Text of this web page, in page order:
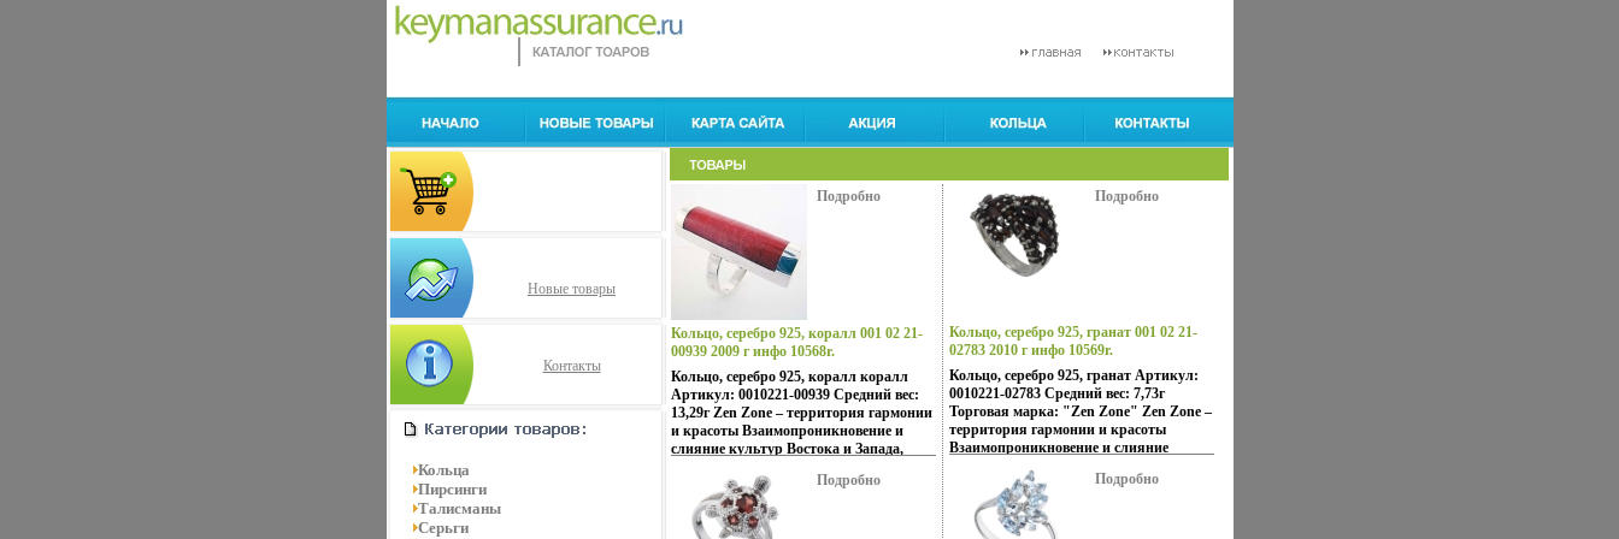
Новые товары
Контакты
Кольца
Пирсинги
Талисманы
Серьги
Подробно
Кольцо, серебро 925, коралл 001 02 21-
00939 2009 г инфо 10568r.
Кольцо, серебро 925, коралл коралл
Артикул: 0010221-00939 Средний вес:
13,29г Zen Zone – территория гармонии
и красоты Взаимопроникновение и
слияние культур Востока и Запада,
прбчиднотивоположностей Настроения
неонового Токио, обаяние французских
кофеин, безудержная роскошь
Подробно
Подробно
Кольцо, серебро 925, гранат 001 02 21-
02783 2010 г инфо 10569r.
Кольцо, серебро 925, гранат Артикул:
0010221-02783 Средний вес: 7,73г
Торговая марка: "Zen Zone" Zen Zone –
территория гармонии и красоты
Взаимопроникновение и слияние
сочетание контрастов и
противоположностей Настроения
неонового Токио, обаяние французских
Подробно